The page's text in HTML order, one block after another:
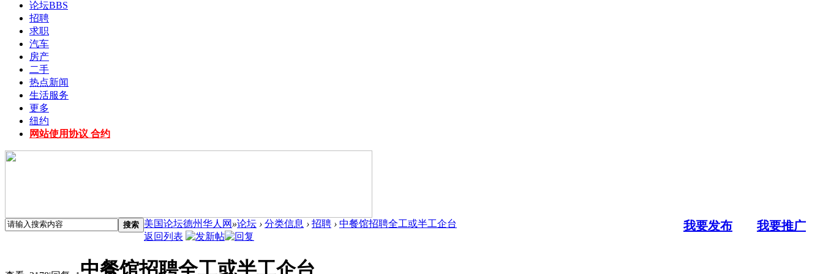
论坛BBS
招聘
求职
汽车
房产
二手
热点新闻
生活服务
更多
纽约
网站使用协议 合约
搜索 我要发布 我要推广
美国论坛德州华人网 »论坛 › 分类信息 › 招聘 › 中餐馆招聘全工或半工企台
返回列表
中餐馆招聘全工或半工企台